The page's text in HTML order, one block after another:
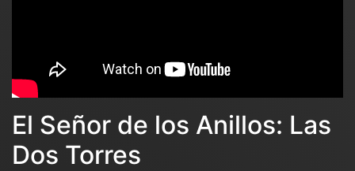
El Señor de los Anillos: Las
Dos Torres